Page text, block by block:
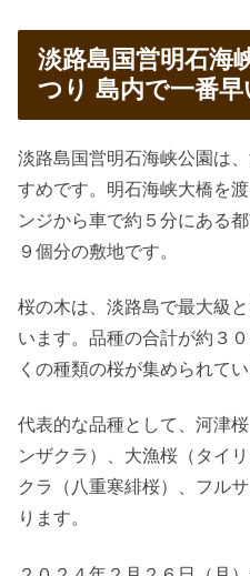
淡路島国営明石海
つり 島内で一番早
淡路島国営明石海峡公園は
すめです。明石海峡大橋を
ンジから車で約５分にある
９個分の敷地です。
桜の木は、淡路島で最大級
います。品種の合計が約３
くの種類の桜が集められてい
代表的な品種として、河津
ンザクラ）、大漁桜（タイ
クラ（八重寒緋桜）、フル
ります。